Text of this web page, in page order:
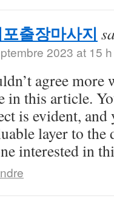
출장마사지
2023 at 15
agree
in this article.
is evident,
layer to the
interested in